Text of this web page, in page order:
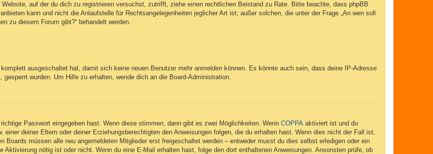
auf der du dich zu registrieren versuchst, zutrifft, ziehe einen rechtlichen Beistand zu Rate. Bitte beachte, dass phpBB
kann und nicht die Anlaufstelle für Rechtsangelegenheiten jeglicher Art ist; außer solchen, die unter der Frage „An wen soll
zu diesem Forum gibt?“ behandelt werden.
ausgeschaltet hat, damit sich keine neuen Benutzer mehr anmelden können. Es könnte auch sein, dass deine IP-Adresse
wurden. Um Hilfe zu erhalten, wende dich an die Board-Administration.
Passwort eingegeben hast. Wenn diese stimmen, dann gibt es zwei Möglichkeiten. Wenn COPPA aktiviert ist und du
deiner Eltern oder deiner Erziehungsberechtigten den Anweisungen folgen, die du erhalten hast. Wenn dies nicht der Fall ist,
müssen alle neu angemeldeten Mitglieder erst freigeschaltet werden – entweder musst du dies selbst erledigen oder ein
nötig ist oder nicht. Wenn du eine E-Mail erhalten hast, folge den dort enthaltenen Anweisungen. Ansonsten prüfe, ob